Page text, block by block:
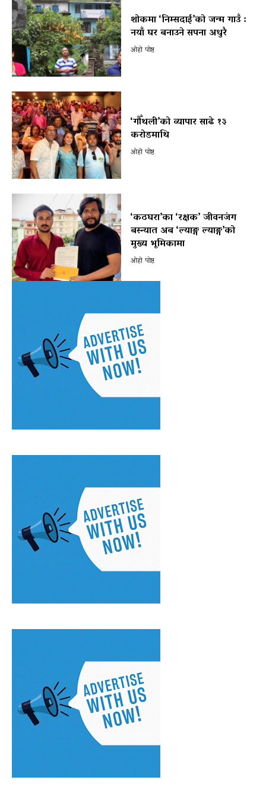
शोकमा ‘निम्सदाई’को जन्म गाउँ :
नयाँ घर बनाउने सपना अधुरै
ओहो पोष्ट
‘गौँथली’को व्यापार साढे १३
करोडमाथि
ओहो पोष्ट
‘कठघरा’का ‘रक्षक’ जीवनजंग
बस्न्यात अब ‘ल्याङ्ग ल्याङ्ग’को
मुख्य भूमिकामा
ओहो पोष्ट